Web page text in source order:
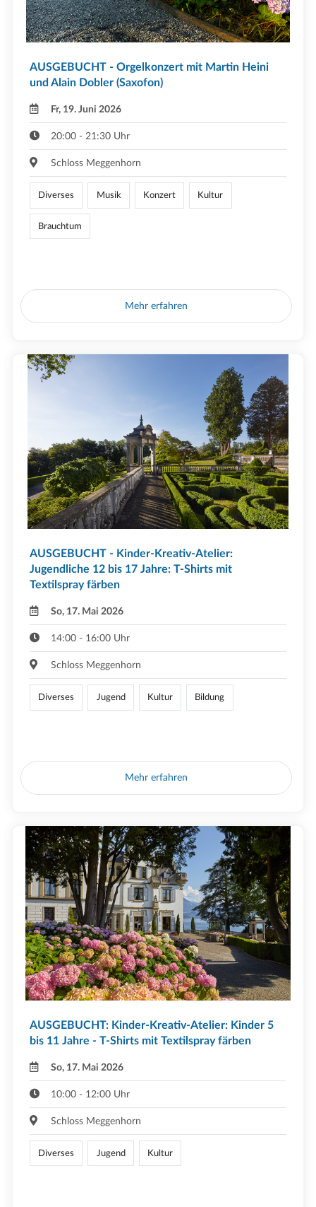
AUSGEBUCHT - Orgelkonzert mit Martin Heini
und Alain Dobler (Saxofon)
Fr, 19. Juni 2026
20:00 - 21:30 Uhr
Schloss Meggenhorn
Diverses Musik Konzert Kultur
Brauchtum
Mehr erfahren
AUSGEBUCHT - Kinder-Kreativ-Atelier:
Jugendliche 12 bis 17 Jahre: T-Shirts mit
Textilspray färben
So, 17. Mai 2026
14:00 - 16:00 Uhr
Schloss Meggenhorn
Diverses Jugend Kultur Bildung
Mehr erfahren
AUSGEBUCHT: Kinder-Kreativ-Atelier: Kinder 5
bis 11 Jahre - T-Shirts mit Textilspray färben
So, 17. Mai 2026
10:00 - 12:00 Uhr
Schloss Meggenhorn
Diverses Jugend Kultur